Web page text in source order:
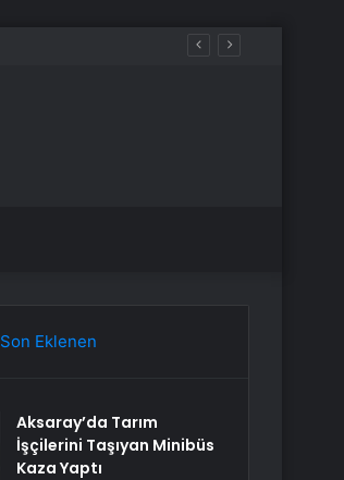
Son Eklenen
Aksaray’da Tarım
İşçilerini Taşıyan Minibüs
Kaza Yaptı